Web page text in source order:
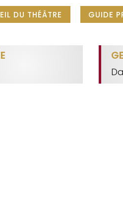
DU THÉÂTRE GUIDE